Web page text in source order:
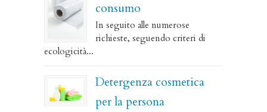
consumo
In seguito alle numerose
richieste, seguendo criteri di
ecologicità...
Detergenza cosmetica
per la persona